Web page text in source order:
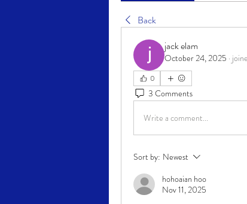
Back
jack elam
October 24, 2025 ·
0
3 Comments
Write a comment...
Sort by: Newest
hohoaian hoo
Nov 11, 2025